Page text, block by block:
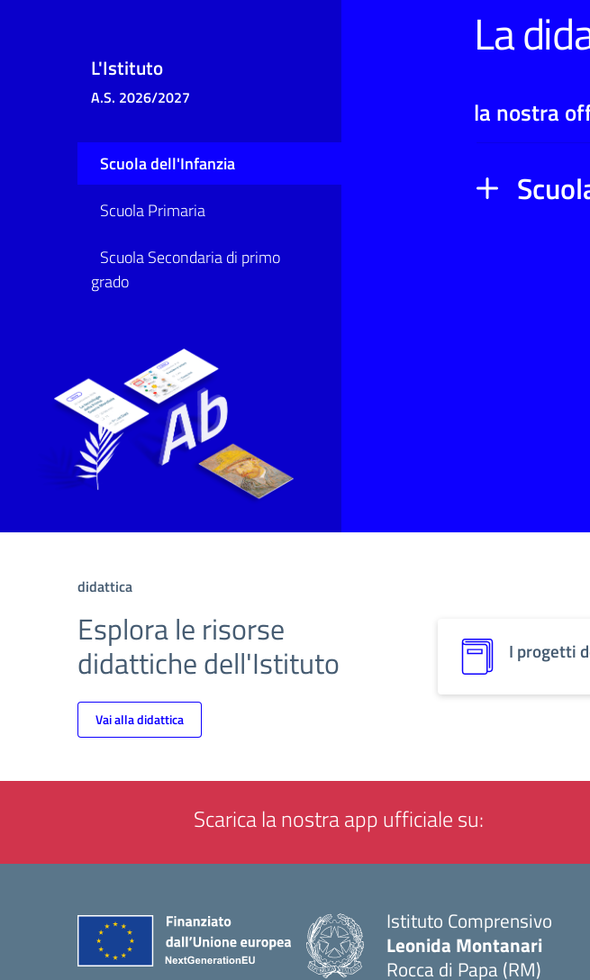
La
la nostra
L'Istituto
A.S. 2026/2027
Scuola dell'Infanzia
Scuola Primaria
Scuola Secondaria di primo
grado
didattica
Esplora le risorse
didattiche dell'Istituto
Vai alla didattica
I progetti
Scarica la nostra app ufficiale su:
Istituto Comprensivo
Leonida Montanari
Rocca di Papa (RM)